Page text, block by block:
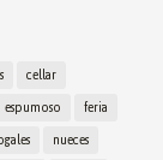
cellar
espumoso
feria
nueces